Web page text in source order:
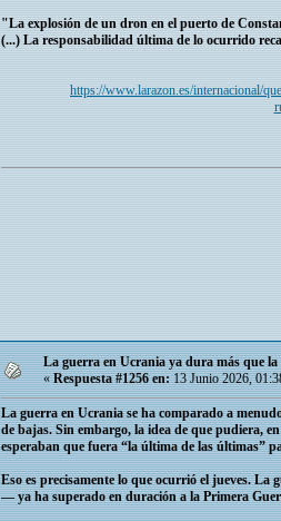
"La explosión de un dron en el puerto de
(...) La responsabilidad última de lo ocurrido
https://www.larazon.es/internacional/
La guerra en Ucrania ya dura más que
«Respuesta #1256 en:13 Junio 2026,
La guerra en Ucrania se ha comparado a
de bajas. Sin embargo, la idea de que pudiera,
esperaban que fuera “la última de las últimas”
Eso es precisamente lo que ocurrió el jueves. La
— ya ha superado en duración a la Primera